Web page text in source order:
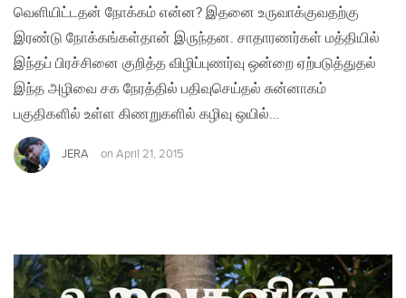
வெளியிட்டதன் நோக்கம் என்ன? இதனை உருவாக்குவதற்கு
இரண்டு நோக்கங்கள்தான் இருந்தன. சாதாரணர்கள் மத்தியில்
இந்தப் பிரச்சினை குறித்த விழிப்புணர்வு ஒன்றை ஏற்படுத்துதல்
இந்த அழிவை சக நேரத்தில் பதிவுசெய்தல் சுன்னாகம்
பகுதிகளில் உள்ள கிணறுகளில் கழிவு ஒயில்…
JERA on April 21, 2015